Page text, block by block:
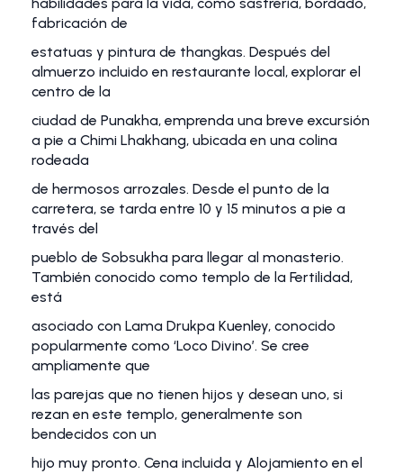
fabricación de
estatuas y pintura de thangkas. Después del
almuerzo incluido en restaurante local, explorar el
centro de la
ciudad de Punakha, emprenda una breve excursión
a pie a Chimi Lhakhang, ubicada en una colina
rodeada
de hermosos arrozales. Desde el punto de la
carretera, se tarda entre 10 y 15 minutos a pie a
través del
pueblo de Sobsukha para llegar al monasterio.
También conocido como templo de la Fertilidad,
está
asociado con Lama Drukpa Kuenley, conocido
popularmente como ‘Loco Divino’. Se cree
ampliamente que
las parejas que no tienen hijos y desean uno, si
rezan en este templo, generalmente son
bendecidos con un
hijo muy pronto. Cena incluida y Alojamiento en el